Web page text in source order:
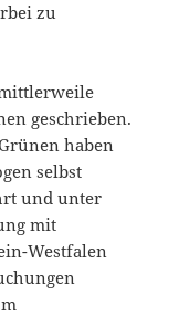
zu
geschrieben.
haben
selbst
und unter
mit
Westfalen